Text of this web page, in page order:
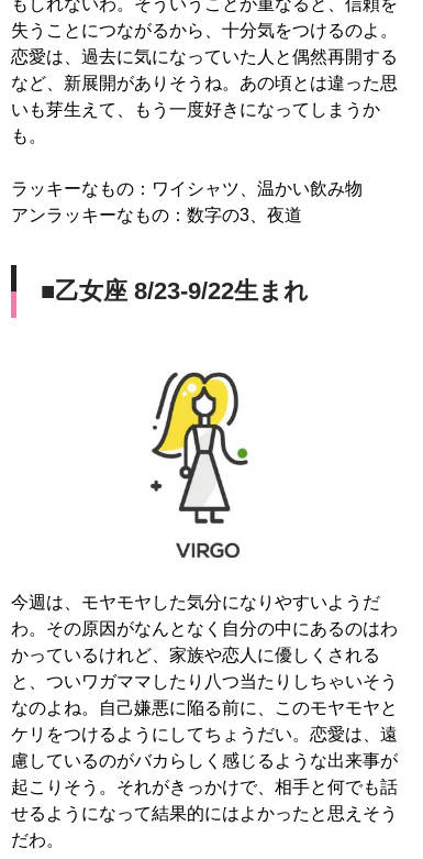
もしれないわ。そういうことが重なると、信頼を
失うことにつながるから、十分気をつけるのよ。
恋愛は、過去に気になっていた人と偶然再開する
など、新展開がありそうね。あの頃とは違った思
いも芽生えて、もう一度好きになってしまうか
も。
ラッキーなもの：ワイシャツ、温かい飲み物
アンラッキーなもの：数字の3、夜道
■乙女座 8/23-9/22生まれ
今週は、モヤモヤした気分になりやすいようだ
わ。その原因がなんとなく自分の中にあるのはわ
かっているけれど、家族や恋人に優しくされる
と、ついワガママしたり八つ当たりしちゃいそう
なのよね。自己嫌悪に陥る前に、このモヤモヤと
ケリをつけるようにしてちょうだい。恋愛は、遠
慮しているのがバカらしく感じるような出来事が
起こりそう。それがきっかけで、相手と何でも話
せるようになって結果的にはよかったと思えそう
だわ。